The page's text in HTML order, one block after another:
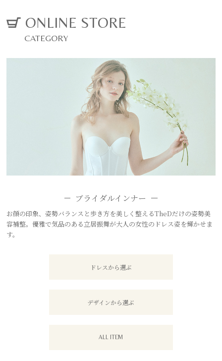
ONLINE STORE
CATEGORY
ブライダルインナー
お顔の印象、姿勢バランスと歩き方を美しく整えるTheDだけの姿勢美
容補整。優雅で気品のある立居振舞が大人の女性のドレス姿を輝かせま
す。
ドレスから選ぶ
デザインから選ぶ
ALL ITEM